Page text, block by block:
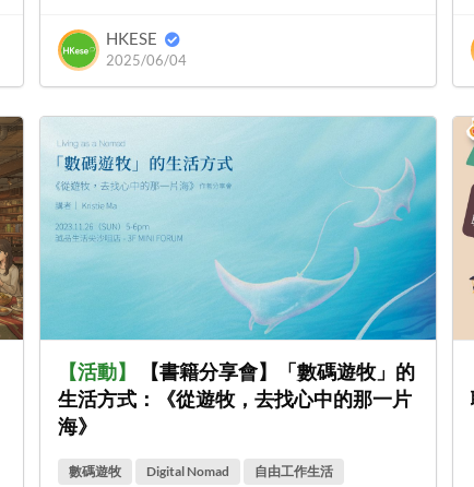
HKESE
2025/06/04
【活動】
【書籍分享會】「數碼遊牧」的
生活方式：《從遊牧，去找心中的那一片
海》
數碼遊牧 Digital Nomad 自由工作生活